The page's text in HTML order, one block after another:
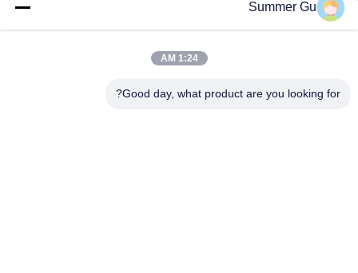
Summer Gu
1:24 AM
Good day, what product are you looking for?